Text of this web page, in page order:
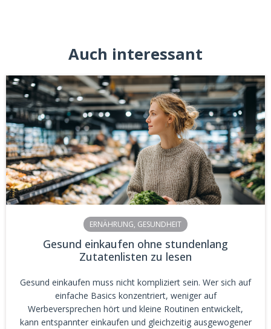
Auch interessant
ERNÄHRUNG, GESUNDHEIT
Gesund einkaufen ohne stundenlang
Zutatenlisten zu lesen
Gesund einkaufen muss nicht kompliziert sein. Wer sich auf
einfache Basics konzentriert, weniger auf
Werbeversprechen hört und kleine Routinen entwickelt,
kann entspannter einkaufen und gleichzeitig ausgewogener